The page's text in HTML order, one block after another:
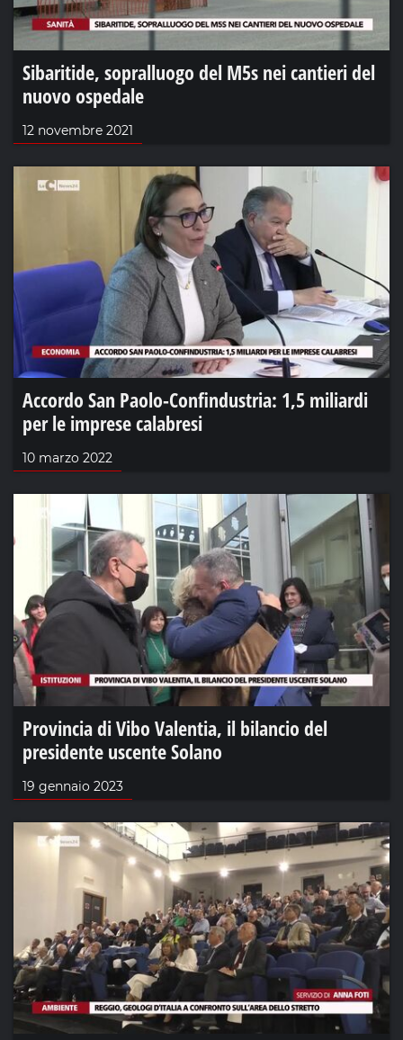
Sibaritide, sopralluogo del M5s nei cantieri del
nuovo ospedale
12 novembre 2021
Accordo San Paolo-Confindustria: 1,5 miliardi
per le imprese calabresi
10 marzo 2022
Provincia di Vibo Valentia, il bilancio del
presidente uscente Solano
19 gennaio 2023